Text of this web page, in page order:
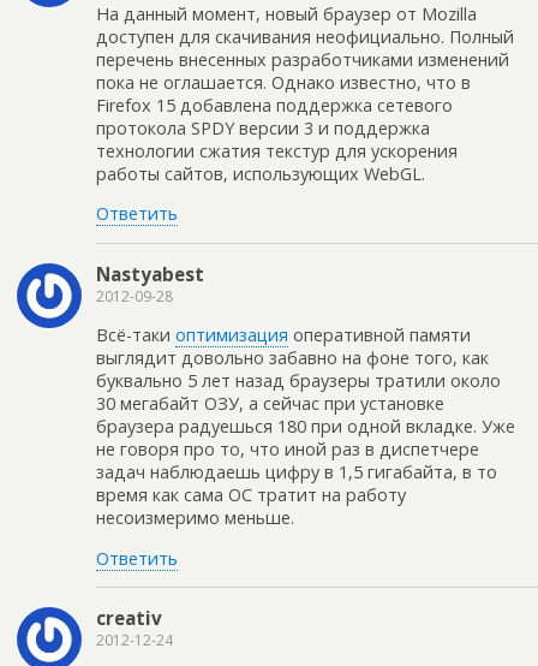
На данный момент, новый браузер от Mozilla
доступен для скачивания неофициально. Полный
перечень внесенных разработчиками изменений
пока не оглашается. Однако известно, что в
Firefox 15 добавлена поддержка сетевого
протокола SPDY версии 3 и поддержка
технологии сжатия текстур для ускорения
работы сайтов, использующих WebGL.
Ответить
Nastyabest
2012-09-28
Всё-таки оптимизация оперативной памяти
выглядит довольно забавно на фоне того, как
буквально 5 лет назад браузеры тратили около
30 мегабайт ОЗУ, а сейчас при установке
браузера радуешься 180 при одной вкладке. Уже
не говоря про то, что иной раз в диспетчере
задач наблюдаешь цифру в 1,5 гигабайта, в то
время как сама ОС тратит на работу
несоизмеримо меньше.
Ответить
creativ
2012-12-24